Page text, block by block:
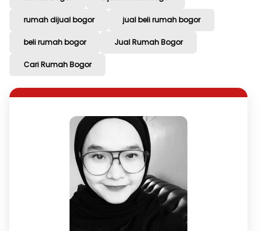
rumah dijual bogor jual beli rumah bogor
beli rumah bogor Jual Rumah Bogor
Cari Rumah Bogor